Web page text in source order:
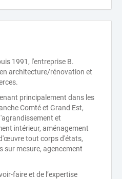
1991, l'entreprise B.
architecture/rénovation et
principalement dans les
Comté et Grand Est,
et
intérieur, aménagement
tout corps d'états,
sur mesure, agencement
faire et de l’expertise